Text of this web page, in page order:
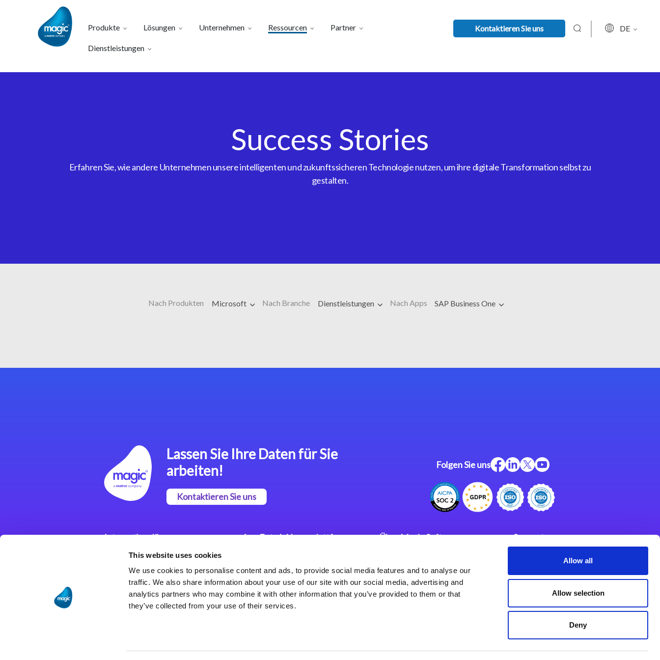
This website uses cookies
We use cookies to personalise content and ads, to provide social media features and to analyse our
traffic. We also share information about your use of our site with our social media, advertising and
analytics partners who may combine it with other information that you’ve provided to them or that
they’ve collected from your use of their services.
Allow all
Allow selection
Deny
Produkte Lösungen Unternehmen Ressourcen Partner
Dienstleistungen
Kontaktieren Sie uns DE
Success Stories
Erfahren Sie, wie andere Unternehmen unsere intelligenten und zukunftssicheren Technologie nutzen, um ihre digitale Transformation selbst zu
gestalten.
Nach Produkten Microsoft Nach Branche Dienstleistungen Nach Apps SAP Business One
Lassen Sie Ihre Daten für Sie
arbeiten!
Kontaktieren Sie uns
Folgen Sie uns
Integrationslösungen
Magic xpi
Integrationsplattform
App Entwicklungsplattform
Plattform
Magic xpa Web Application
Framework
Über Magic Software
Karriere
Datenschutzerklärung
Weltweite Niederlassungen
Support
Impressum